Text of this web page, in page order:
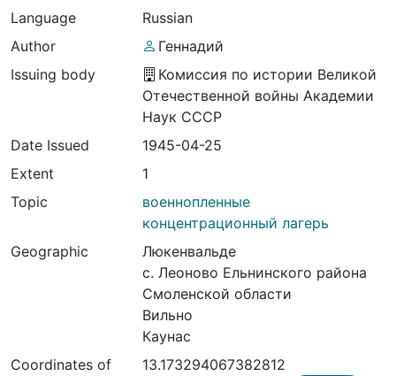
Language
Russian
Author
Геннадий
Issuing body
Комиссия по истории Великой
Отечественной войны Академии
Наук СССР
Date Issued
1945-04-25
Extent
1
Topic
военнопленные
концентрационный лагерь
Geographic
Люкенвальде
с. Леоново Ельнинского района
Смоленской области
Вильно
Каунас
Coordinates of
13.173294067382812